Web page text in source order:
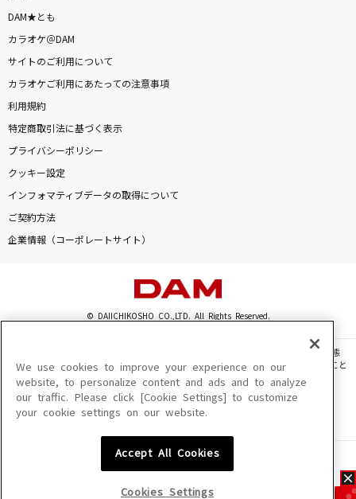
DAM★とも
カラオケ＠DAM
サイトのご利用について
カラオケご利用にあたっての注意事項
利用規約
特定商取引法に基づく表示
プライバシーポリシー
クッキー設定
インフォマティブデータの取得について
ご契約方法
企業情報（コーポレートサイト）
© DAIICHIKOSHO CO.,LTD. All Rights Reserved.
このサイトに掲載されている一切の文章・画像・写真・動画・音声等を、手段や形態
を問わず、著作権法の定める範囲を超えて無断で複製、転載、ファイル化などすること
を禁じます。
楽曲及びコンテンツは、機種によりご利用いただけない場合があります。
楽曲及びコンテンツの配信日、配信内容が変更になる場合があります。
We use cookies to improve your experience on our
website, to personalize content and ads and to analyze
our traffic. Please click [Cookie Settings] to customize
your cookie settings on our website.
Accept All Cookies
Cookies Settings